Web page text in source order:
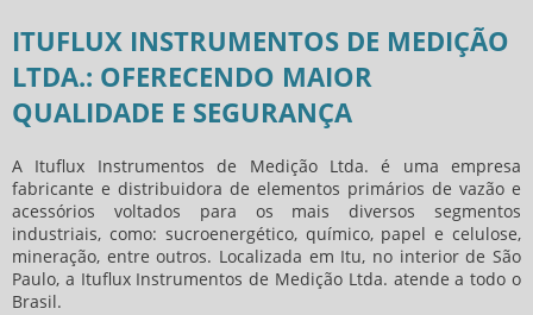
ITUFLUX INSTRUMENTOS DE MEDIÇÃO
LTDA.: OFERECENDO MAIOR
QUALIDADE E SEGURANÇA
A Ituflux Instrumentos de Medição Ltda. é uma empresa
fabricante e distribuidora de elementos primários de vazão e
acessórios voltados para os mais diversos segmentos
industriais, como: sucroenergético, químico, papel e celulose,
mineração, entre outros. Localizada em Itu, no interior de São
Paulo, a Ituflux Instrumentos de Medição Ltda. atende a todo o
Brasil.